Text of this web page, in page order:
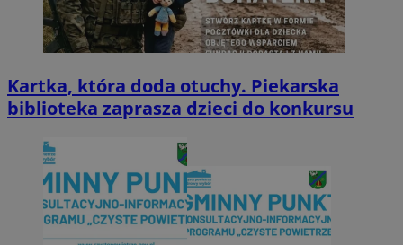
Kartka, która doda otuchy. Piekarska
biblioteka zaprasza dzieci do konkursu